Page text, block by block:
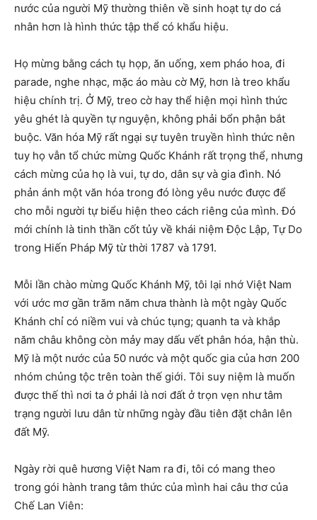
nước của người Mỹ thường thiên về sinh hoạt tự do cá
nhân hơn là hình thức tập thể có khẩu hiệu.
Họ mừng bằng cách tụ họp, ăn uống, xem pháo hoa, đi
parade, nghe nhạc, mặc áo màu cờ Mỹ, hơn là treo khẩu
hiệu chính trị. Ở Mỹ, treo cờ hay thể hiện mọi hình thức
yêu ghét là quyền tự nguyện, không phải bổn phận bắt
buộc. Văn hóa Mỹ rất ngại sự tuyên truyền hình thức nên
tuy họ vẫn tổ chức mừng Quốc Khánh rất trọng thể, nhưng
cách mừng của họ là vui, tự do, dân sự và gia đình. Nó
phản ánh một văn hóa trong đó lòng yêu nước được để
cho mỗi người tự biểu hiện theo cách riêng của mình. Đó
mới chính là tinh thần cốt tủy về khái niệm Độc Lập, Tự Do
trong Hiến Pháp Mỹ từ thời 1787 và 1791.
Mỗi lần chào mừng Quốc Khánh Mỹ, tôi lại nhớ Việt Nam
với ước mơ gần trăm năm chưa thành là một ngày Quốc
Khánh chỉ có niềm vui và chúc tụng; quanh ta và khắp
năm châu không còn mảy may dấu vết phân hóa, hận thù.
Mỹ là một nước của 50 nước và một quốc gia của hơn 200
nhóm chủng tộc trên toàn thế giới. Tôi suy niệm là muốn
được thế thì nơi ta ở phải là nơi đất ở trọn vẹn như tâm
trạng người lưu dân từ những ngày đầu tiên đặt chân lên
đất Mỹ.
Ngày rời quê hương Việt Nam ra đi, tôi có mang theo
trong gói hành trang tâm thức của mình hai câu thơ của
Chế Lan Viên: